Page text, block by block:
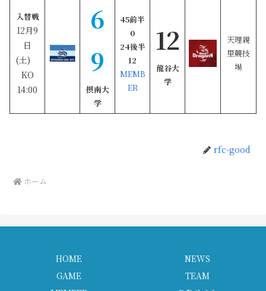
入替戦
12月9
日
(土)
KO
14:00
6
9
摂南大
学
45前半
0
24後半
12
MEMB
ER
12
龍谷大
学
天理親
里競技
場
rfc-good
ホーム
HOME
NEWS
GAME
TEAM